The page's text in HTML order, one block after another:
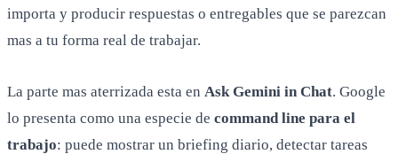
importa y producir respuestas o entregables que se parezcan
mas a tu forma real de trabajar.
La parte mas aterrizada esta en Ask Gemini in Chat. Google
lo presenta como una especie de command line para el
trabajo: puede mostrar un briefing diario, detectar tareas